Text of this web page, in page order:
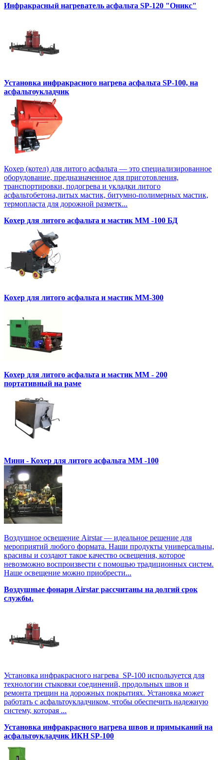
Инфракрасный нагреватель асфальта SP-120 "Оникс"
Установка инфракрасного нагрева асфальта SP-100, на
асфальтоукладчик
Кохер (котел) для литого асфальта — это специализированное
оборудование, предназначенное для приготовления,
транспортировки, подогрева и укладки литого
асфальтобетона,литых мастик, битумно-полимерных мастик,
термопласта для дорожной разметк...
Кохер для литого асфальта и мастик MM -100 БД
Кохер для литого асфальта и мастик MM-300
Кохер для литого асфальта и мастик MM - 200
портативный на раме
Мини - Кохер для литого асфальта MM -100
Воздушное освещение Airstar — идеальное решение для
мероприятий любого формата. Наши продукты универсальны,
красивы и создают такое качество освещения, которое
невозможно воспроизвести с помощью традиционных систем.
Наше освещение можно приобрести...
Воздушные фонари Airstar рассчитаны на долгий срок
службы.
Установка инфракрасного нагрева SP-100 используется для
технологии стыковки соединений, продольных швов и
ремонта трещин на дорожных покрытиях. Установка может
работать с асфальтоукладчиком, чтобы обеспечить надежную
систему, которая ...
Установка инфракрасного нагрева швов и примыканий на
асфальтоукладчик ИКН SP-100